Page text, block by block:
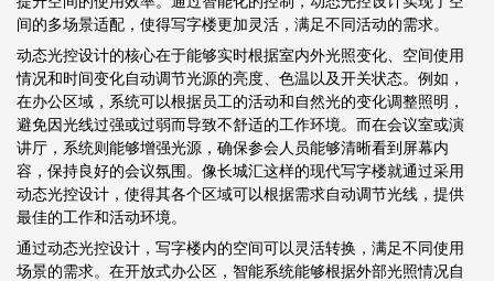
间的多场景适配，使得写字楼更加灵活，满足不同活动的需求。
动态光控设计的核心在于能够实时根据室内外光照变化、空间使用
情况和时间变化自动调节光源的亮度、色温以及开关状态。例如，
在办公区域，系统可以根据员工的活动和自然光的变化调整照明，
避免因光线过强或过弱而导致不舒适的工作环境。而在会议室或演
讲厅，系统则能够增强光源，确保参会人员能够清晰看到屏幕内
容，保持良好的会议氛围。像长城汇这样的现代写字楼就通过采用
动态光控设计，使得其各个区域可以根据需求自动调节光线，提供
最佳的工作和活动环境。
通过动态光控设计，写字楼内的空间可以灵活转换，满足不同使用
场景的需求。在开放式办公区，智能系统能够根据外部光照情况自